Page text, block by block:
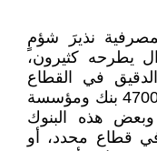
نذيرَ شؤمٍ
يطرحه كثيرون،
في القطاع
المصرفي الأميركي. هناك ما يقارب 4700 بنك ومؤسسة
وبعض هذه البنوك
قطاع محدد، أو